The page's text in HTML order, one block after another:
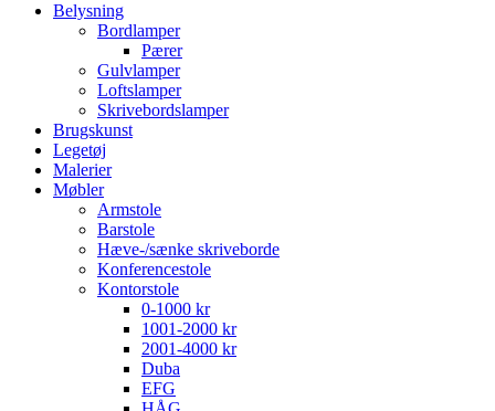
Belysning
Bordlamper
Pærer
Gulvlamper
Loftslamper
Skrivebordslamper
Brugskunst
Legetøj
Malerier
Møbler
Armstole
Barstole
Hæve-/sænke skriveborde
Konferencestole
Kontorstole
0-1000 kr
1001-2000 kr
2001-4000 kr
Duba
EFG